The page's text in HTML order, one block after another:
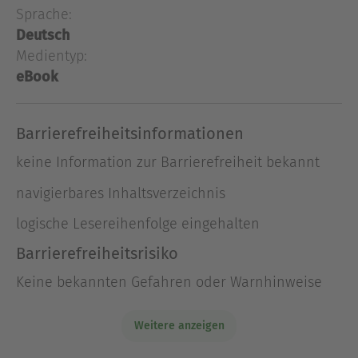
Detailkenntnis schildert Harbort diesen in der
deutschen Kriminalgeschichte einzigartigen Fall.
Über Stephan Harbort
Serienmordexperte. Er sprach mit mehr als 50
Serienmördern, entwickelte international
Überführung von Gewalttätern und ist
Fachberater bei TV-Dokumentationen und Krimi-
Serien. Stephan Harbort lebt in Düsseldorf.
Sprache:
Deutsch
Medientyp:
eBook
Barrierefreiheitsinformationen
keine Information zur Barrierefreiheit bekannt
navigierbares Inhaltsverzeichnis
logische Lesereihenfolge eingehalten
Barrierefreiheitsrisiko
Keine bekannten Gefahren oder Warnhinweise
Weitere anzeigen